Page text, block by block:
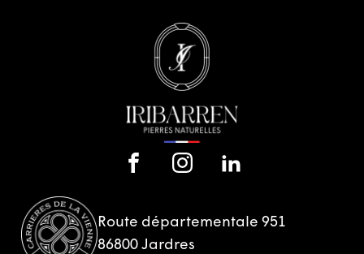
Route départementale 951
86800 Jardres